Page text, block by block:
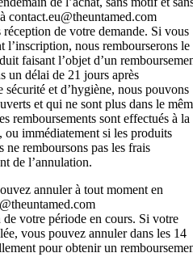
contact.eu@theuntamed.com
de votre demande. Si vous
l’inscription, nous rembourserons le
faisant l’objet d’un
un délai de 21 jours après
sécurité et d’hygiène, nous pouvons
et qui ne sont plus dans le
remboursements sont effectués à la
ou immédiatement si les produits
ne remboursons pas les frais
de l’annulation.
annuler à tout moment en
votre période en cours. Si votre
vous pouvez annuler dans les 14
pour obtenir un